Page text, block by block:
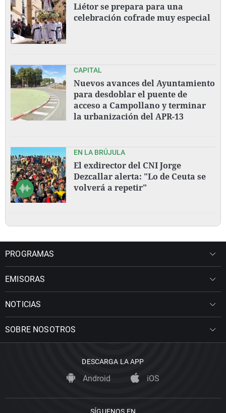
Liétor se prepara para una
celebración cofrade muy especial
CAPITAL
Nuevos avances del Ayuntamiento
para desdoblar el puente de
acceso a Campollano y terminar
la urbanización del APR-13
EN LA BRÚJULA
El exdirector del CNI Jorge
Dezcallar alerta: "Lo de Ceuta se
volverá a repetir"
PROGRAMAS
EMISORAS
NOTICIAS
SOBRE NOSOTROS
DESCARGA LA APP
Android iOS